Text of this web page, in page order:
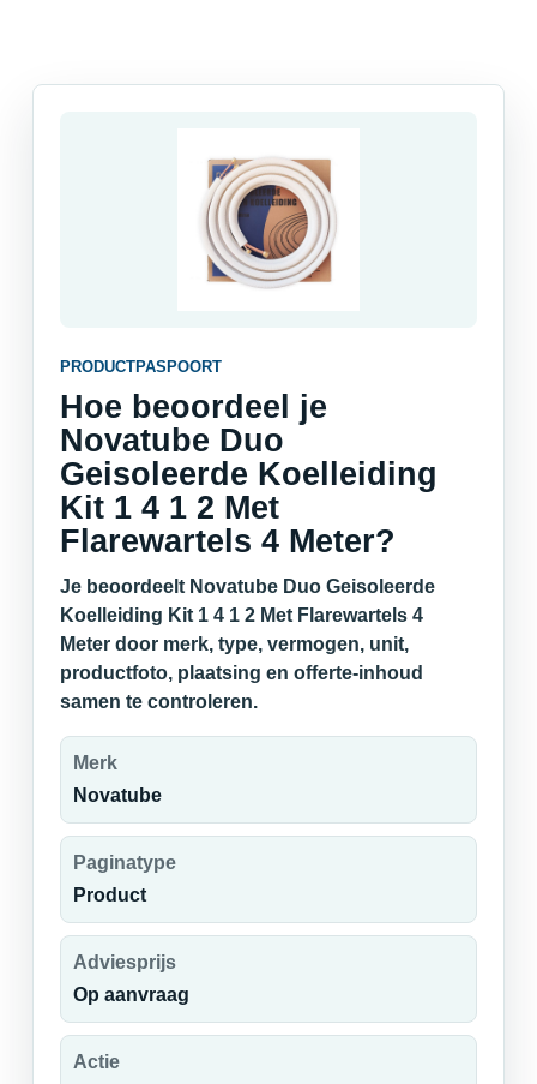
PRODUCTPASPOORT
Hoe beoordeel je
Novatube Duo
Geisoleerde Koelleiding
Kit 1 4 1 2 Met
Flarewartels 4 Meter?
Je beoordeelt Novatube Duo Geisoleerde
Koelleiding Kit 1 4 1 2 Met Flarewartels 4
Meter door merk, type, vermogen, unit,
productfoto, plaatsing en offerte-inhoud
samen te controleren.
Merk
Novatube
Paginatype
Product
Adviesprijs
Op aanvraag
Actie